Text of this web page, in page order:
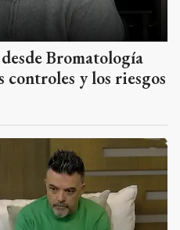
Bromatología
controles y los riesgos